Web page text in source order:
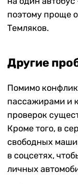
поэтому проще
Темляков.
Другие
Помимо
пассажирами и
проверок
Кроме того, в
свободных
в соцсетях,
личных